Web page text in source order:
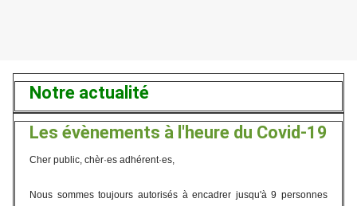
Notre actualité
Les évènements à l'heure du Covid-19
Cher public, chèr·es adhérent·es,
Nous sommes toujours autorisés à encadrer jusqu'à 9 personnes